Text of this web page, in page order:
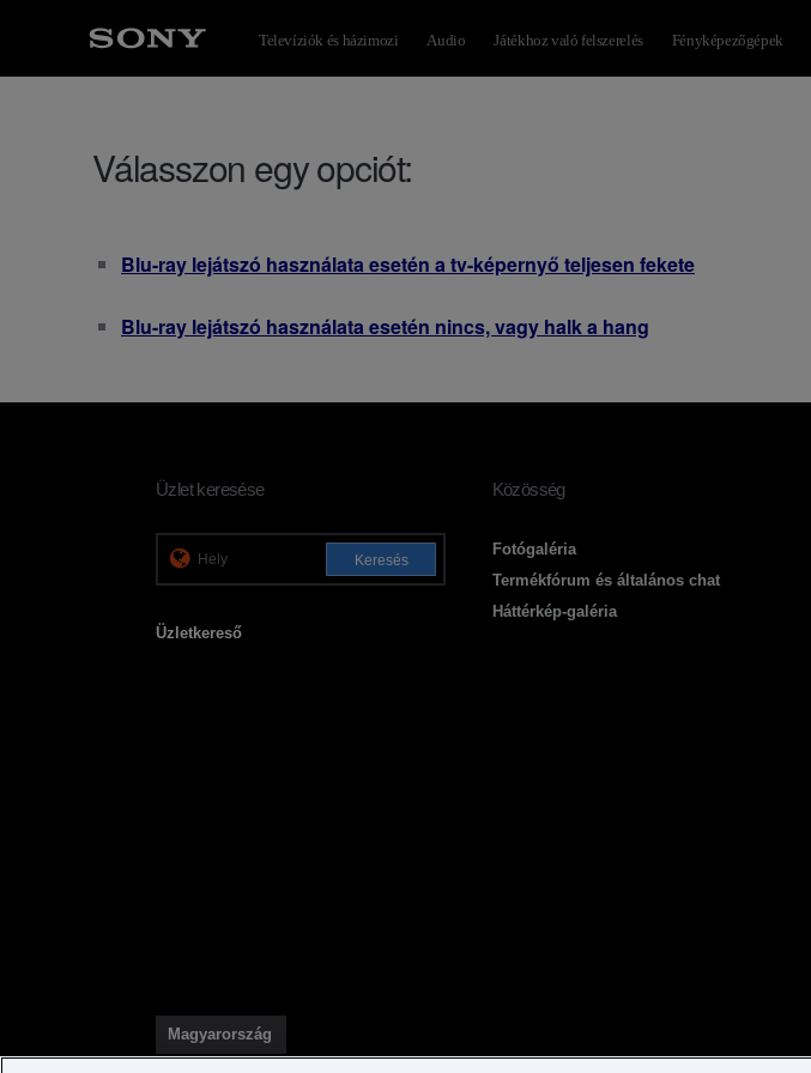
Televíziók és házimozi Audio Játékhoz való felszerelés Fényképezőgépek
Válasszon egy opciót:
Blu-ray lejátszó használata esetén a tv-képernyő teljesen fekete
Blu-ray lejátszó használata esetén nincs, vagy halk a hang
Üzlet keresése
Keresés
Üzletkereső
Közösség
Fotógaléria
Termékfórum és általános chat
Háttérkép-galéria
Magyarország